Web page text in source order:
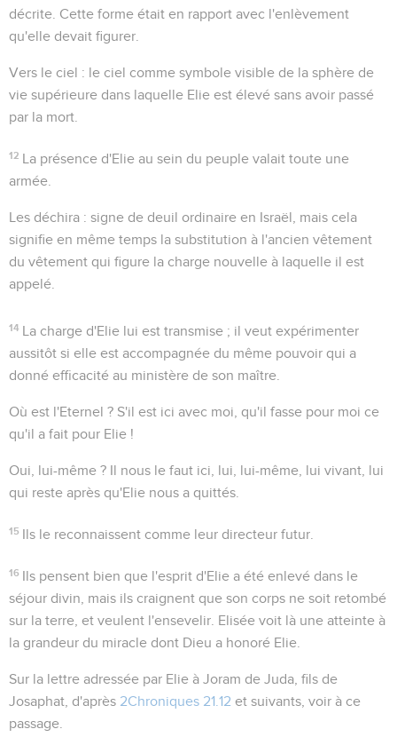
décrite. Cette forme était en rapport avec l'enlèvement
qu'elle devait figurer.
Vers le ciel : le ciel comme symbole visible de la sphère de
vie supérieure dans laquelle Elie est élevé sans avoir passé
par la mort.
12 La présence d'Elie au sein du peuple valait toute une
armée.
Les déchira : signe de deuil ordinaire en Israël, mais cela
signifie en même temps la substitution à l'ancien vêtement
du vêtement qui figure la charge nouvelle à laquelle il est
appelé.
14 La charge d'Elie lui est transmise ; il veut expérimenter
aussitôt si elle est accompagnée du même pouvoir qui a
donné efficacité au ministère de son maître.
Où est l'Eternel ? S'il est ici avec moi, qu'il fasse pour moi ce
qu'il a fait pour Elie !
Oui, lui-même ? Il nous le faut ici, lui , lui-même, lui vivant, lui
qui reste après qu'Elie nous a quittés.
15 Ils le reconnaissent comme leur directeur futur.
16 Ils pensent bien que l'esprit d'Elie a été enlevé dans le
séjour divin, mais ils craignent que son corps ne soit retombé
sur la terre, et veulent l'ensevelir. Elisée voit là une atteinte à
la grandeur du miracle dont Dieu a honoré Elie.
Sur la lettre adressée par Elie à Joram de Juda, fils de
Josaphat, d'après 2Chroniques 21.12 et suivants, voir à ce
passage.